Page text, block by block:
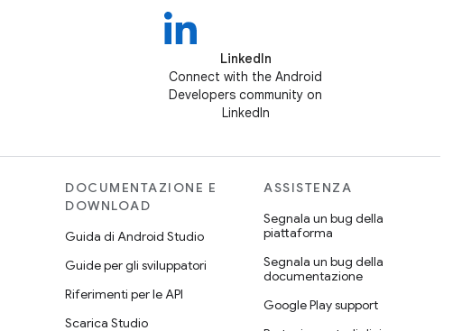
LinkedIn
Connect with the Android
Developers community on
LinkedIn
DOCUMENTAZIONE E
DOWNLOAD
Guida di Android Studio
Guide per gli sviluppatori
Riferimenti per le API
Scarica Studio
ASSISTENZA
Segnala un bug della
piattaforma
Segnala un bug della
documentazione
Google Play support